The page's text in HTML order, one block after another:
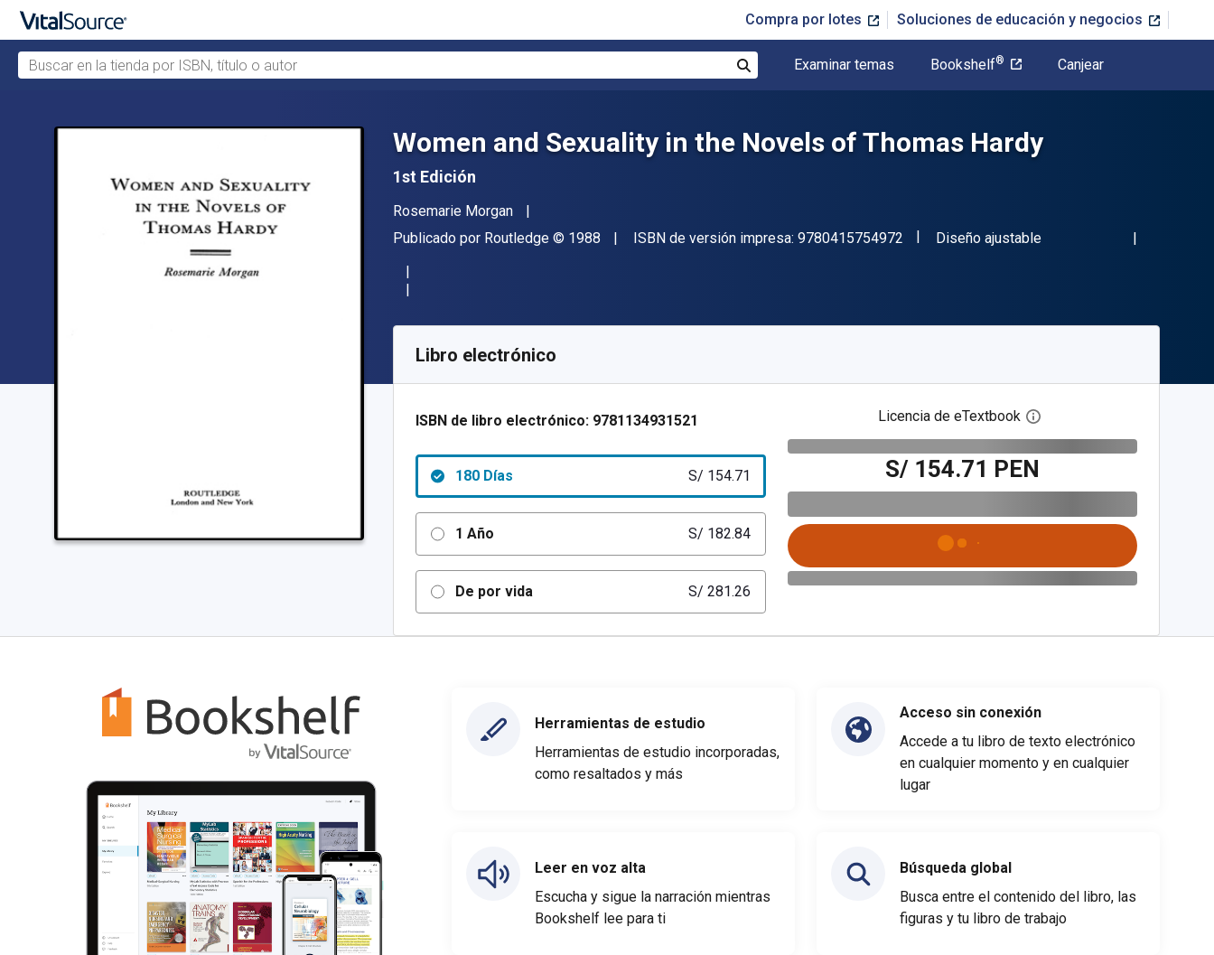
Compra por lotes Soluciones de educación y negocios
Buscar en la tienda por ISBN, título o autor
Examinar temas Bookshelf® Canjear
Women and Sexuality in the Novels of Thomas Hardy
1st Edición
Autor(es)
Rosemarie Morgan
Editor
Publicado por Routledge Copyright
© 1988 ISBN de versión impresa: 9780415754972 "ISBN-13 9780415754972"
Formato
Diseño ajustable
SKU:
Libro electrónico
ISBN de libro electrónico: 9781134931521
180 Días S/ 154.71
1 Año S/ 182.84
De por vida S/ 281.26
Licencia de eTextbook Abre el cuadro de diálogo
S/ 154.71 PEN
Herramientas de estudio
Herramientas de estudio incorporadas,
como resaltados y más
Leer en voz alta
Escucha y sigue la narración mientras
Bookshelf lee para ti
Acceso sin conexión
Accede a tu libro de texto electrónico
en cualquier momento y en cualquier
lugar
Búsqueda global
Busca entre el contenido del libro, las
figuras y tu libro de trabajo